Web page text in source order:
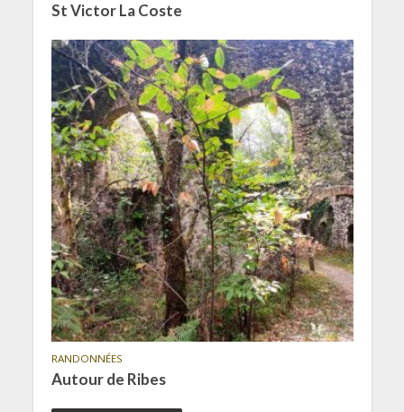
St Victor La Coste
RANDONNÉES
Autour de Ribes